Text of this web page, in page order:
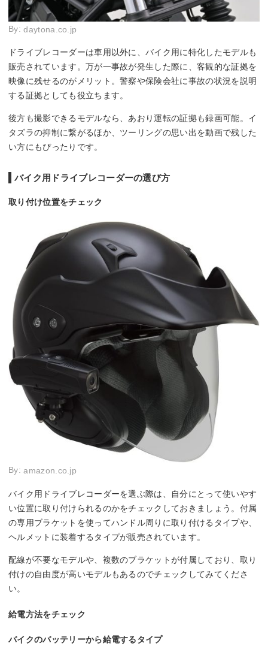
By:daytona.co.jp
ドライブレコーダーは車用以外に、バイク用に特化したモデルも
販売されています。万が一事故が発生した際に、客観的な証拠を
映像に残せるのがメリット。警察や保険会社に事故の状況を説明
する証拠としても役立ちます。
後方も撮影できるモデルなら、あおり運転の証拠も録画可能。イ
タズラの抑制に繋がるほか、ツーリングの思い出を動画で残した
い方にもぴったりです。
バイク用ドライブレコーダーの選び方
取り付け位置をチェック
By:amazon.co.jp
バイク用ドライブレコーダーを選ぶ際は、自分にとって使いやす
い位置に取り付けられるのかをチェックしておきましょう。付属
の専用ブラケットを使ってハンドル周りに取り付けるタイプや、
ヘルメットに装着するタイプが販売されています。
配線が不要なモデルや、複数のブラケットが付属しており、取り
付けの自由度が高いモデルもあるのでチェックしてみてくださ
い。
給電方法をチェック
バイクのバッテリーから給電するタイプ